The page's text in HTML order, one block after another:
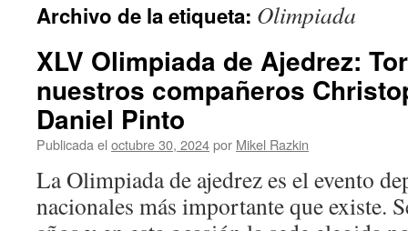
Archivo de la etiqueta: Olimpiada
XLV Olimpiada de Ajedrez:
nuestros compañeros
Daniel Pinto
Publicada el octubre 30, 2024por Mikel Razkin
La Olimpiada de ajedrez es el evento
nacionales más importante que existe.